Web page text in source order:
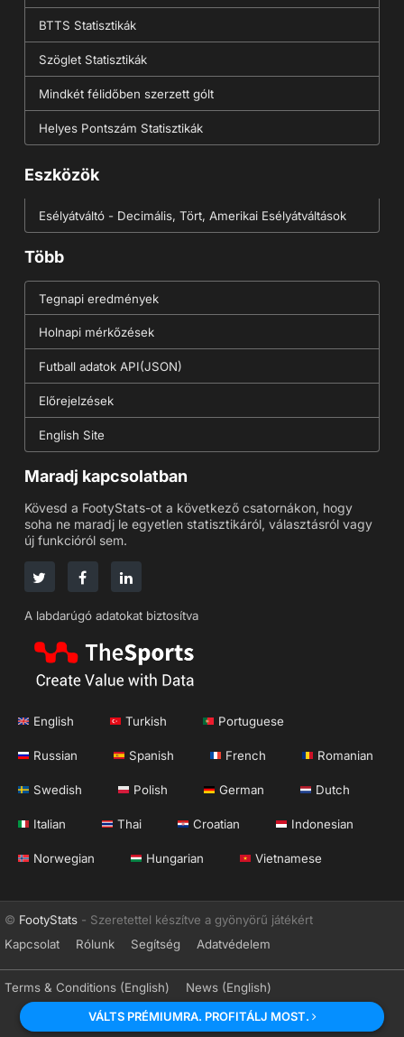
BTTS Statisztikák
Szöglet Statisztikák
Mindkét félidőben szerzett gólt
Helyes Pontszám Statisztikák
Eszközök
Esélyátváltó - Decimális, Tört, Amerikai Esélyátváltások
Több
Tegnapi eredmények
Holnapi mérkőzések
Futball adatok API(JSON)
Előrejelzések
English Site
Maradj kapcsolatban
Kövesd a FootyStats-ot a következő csatornákon, hogy
soha ne maradj le egyetlen statisztikáról, választásról vagy
új funkcióról sem.
A labdarúgó adatokat biztosítva
English Turkish Portuguese
Russian Spanish French Romanian
Swedish Polish German Dutch
Italian Thai Croatian Indonesian
Norwegian Hungarian Vietnamese
© FootyStats - Szeretettel készítve a gyönyörű játékért
Kapcsolat
Rólunk Segítség Adatvédelem
Terms & Conditions (English)
News (English)
VÁLTS PRÉMIUMRA. PROFITÁLJ MOST.